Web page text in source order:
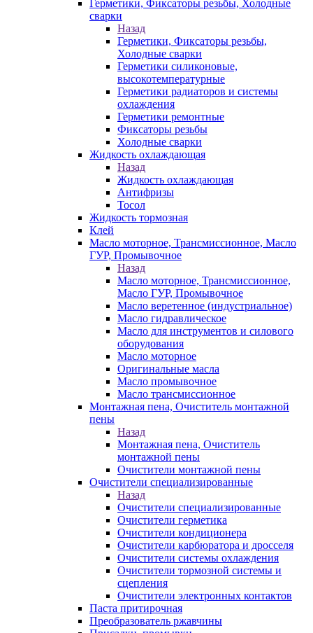
Герметики, Фиксаторы резьбы, Холодные
сварки
Назад
Герметики, Фиксаторы резьбы,
Холодные сварки
Герметики силиконовые,
высокотемпературные
Герметики радиаторов и системы
охлаждения
Герметики ремонтные
Фиксаторы резьбы
Холодные сварки
Жидкость охлаждающая
Назад
Жидкость охлаждающая
Антифризы
Тосол
Жидкость тормозная
Клей
Масло моторное, Трансмиссионное, Масло
ГУР, Промывочное
Назад
Масло моторное, Трансмиссионное,
Масло ГУР, Промывочное
Масло веретенное (индустриальное)
Масло гидравлическое
Масло для инструментов и силового
оборудования
Масло моторное
Оригинальные масла
Масло промывочное
Масло трансмиссионное
Монтажная пена, Очиститель монтажной
пены
Назад
Монтажная пена, Очиститель
монтажной пены
Очистители монтажной пены
Очистители специализированные
Назад
Очистители специализированные
Очистители герметика
Очистители кондиционера
Очистители карбюратора и дросселя
Очистители системы охлаждения
Очистители тормозной системы и
сцепления
Очистители электронных контактов
Паста притирочная
Преобразователь ржавчины